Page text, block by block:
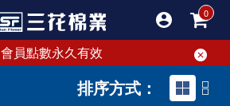
會員點數永久有效
排序方式：